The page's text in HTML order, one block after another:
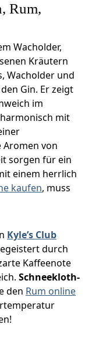
Rum,
Wacholder,
Kräutern
Wacholder und
Gin. Er zeigt
im
mit
von
sorgen für ein
einem herrlich
kaufen, muss
Kyle’s Club
durch
Kaffeenote
Schneekloth-
den Rum online